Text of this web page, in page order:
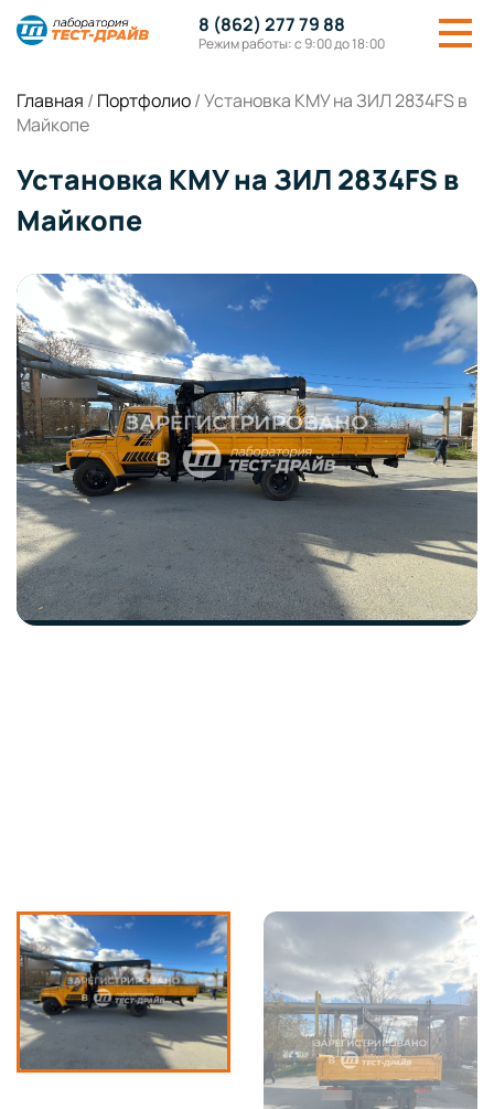
8 (862) 277 79 88
Режим работы: с 9:00 до 18:00
Главная / Портфолио/Установка КМУ на ЗИЛ 2834FS в
Майкопе
Установка КМУ на ЗИЛ 2834FS в
Майкопе